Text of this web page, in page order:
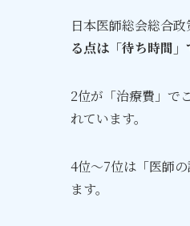
日本医師総会総合
る点は「待ち時間
2位が「治療費」で
れています。
4位～7位は「医師
ます。